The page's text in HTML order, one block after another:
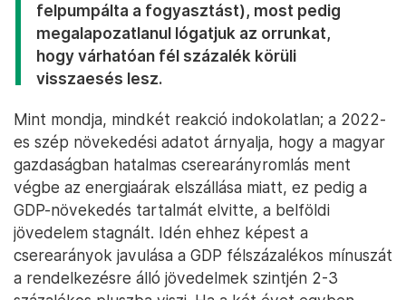
felpumpálta a fogyasztást), most pedig
megalapozatlanul lógatjuk az orrunkat,
hogy várhatóan fél százalék körüli
visszaesés lesz.
Mint mondja, mindkét reakció indokolatlan; a 2022-
es szép növekedési adatot árnyalja, hogy a magyar
gazdaságban hatalmas cserearányromlás ment
végbe az energiaárak elszállása miatt, ez pedig a
GDP-növekedés tartalmát elvitte, a belföldi
jövedelem stagnált. Idén ehhez képest a
cserearányok javulása a GDP félszázalékos mínuszát
a rendelkezésre álló jövedelmek szintjén 2-3